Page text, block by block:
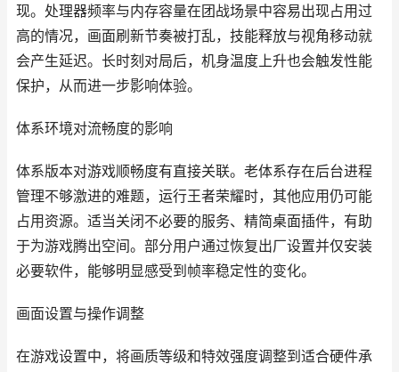
现。处理器频率与内存容量在团战场景中容易出现占用过
高的情况，画面刷新节奏被打乱，技能释放与视角移动就
会产生延迟。长时刻对局后，机身温度上升也会触发性能
保护，从而进一步影响体验。
体系环境对流畅度的影响
体系版本对游戏顺畅度有直接关联。老体系存在后台进程
管理不够激进的难题，运行王者荣耀时，其他应用仍可能
占用资源。适当关闭不必要的服务、精简桌面插件，有助
于为游戏腾出空间。部分用户通过恢复出厂设置并仅安装
必要软件，能够明显感受到帧率稳定性的变化。
画面设置与操作调整
在游戏设置中，将画质等级和特效强度调整到适合硬件承